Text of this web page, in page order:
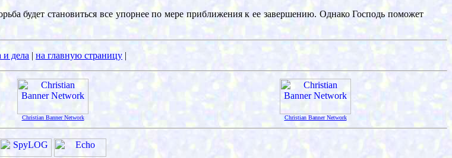
будет становиться все упорнее по мере приближения к ее завершению. Однако Господь поможет
и дела | на главную страницу |
Christian Banner Network Christian Banner Network